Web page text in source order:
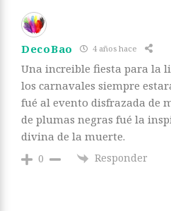
DecoBao 4 años hace
Una increible fiesta para la
los carnavales siempre
fué al evento disfrazada de
de plumas negras fué la
divina de la muerte.
0 Responder